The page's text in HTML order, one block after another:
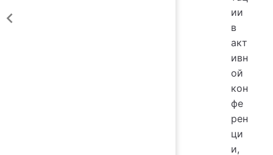
ии
в
акт
ивн
ой
кон
фе
рен
ци
и,